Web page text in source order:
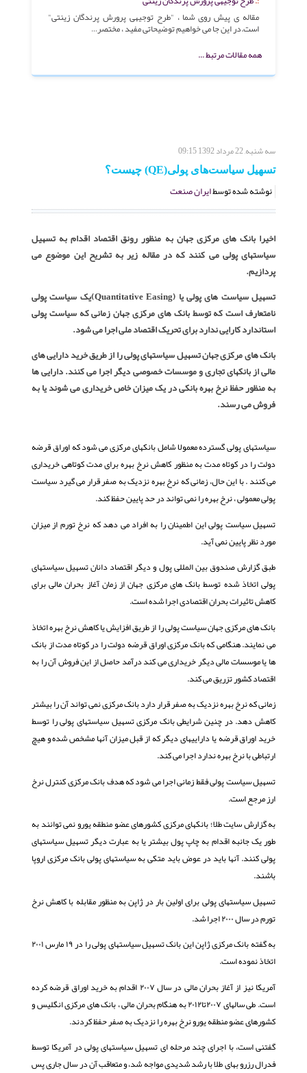
مقاله ی پیش روی شما ، "طرح توجیهی پرورش پرندگان زینتی"
است.در این جا می خواهیم توضیحاتی مفید ، مختصر…
همه مقالات مرتبط ...
سه شنبه, 22 مرداد 1392 09:15
تسهیل سیاست‌های پولی(QE) چیست؟
نوشته شده توسطایران صنعت
اخیرا بانک های مرکزی جهان به منظور رونق اقتصاد اقدام به تسهیل
سیاستهای پولی می کنند که در مقاله زیر به تشریح این موضوع می
پردازیم.
تسهیل سیاست های پولی یا (Quantitative Easing)یک سیاست پولی
نامتعارف است که توسط بانک های مرکزی جهان زمانی که سیاست پولی
استاندارد کارایی ندارد برای تحریک اقتصاد ملی اجرا می شود.
بانک های مرکزی جهان تسهیل سیاستهای پولی را از طریق خرید دارایی های
مالی از بانکهای تجاری و موسسات خصوصی دیگر اجرا می کنند. دارایی ها
به منظور حفظ نرخ بهره بانکی در یک میزان خاص خریداری می شوند یا به
فروش می رسند.
سیاستهای پولی گسترده معمولا شامل بانکهای مرکزی می شود که اوراق قرضه
دولت را در کوتاه مدت به منظور کاهش نرخ بهره برای مدت کوتاهی خریداری
می کنند . با این حال، زمانی که نرخ بهره نزدیک به صفر قرار می گیرد سیاست
پولی معمولی ، نرخ بهره را نمی تواند در حد پایین حفظ کند.
تسهیل سیاست پولی این اطمینان را به افراد می دهد که نرخ تورم از میزان
مورد نظر پایین نمی آید.
طبق گزارش صندوق بین المللی پول و دیگر اقتصاد دانان تسهیل سیاستهای
پولی اتخاذ شده توسط بانک های مرکزی جهان از زمان آغاز بحران مالی برای
کاهش تاثیرات بحران اقتصادی اجرا شده است.
بانک های مرکزی جهان سیاست پولی را از طریق افزایش یا کاهش نرخ بهره اتخاذ
می نمایند. هنگامی که بانک مرکزی اوراق قرضه دولت را در کوتاه مدت از بانک
ها یا موسسات مالی دیگر خریداری می کند درآمد حاصل از این فروش آن را به
اقتصاد کشور تزریق می کند.
زمانی که نرخ بهره نزدیک به صفر قرار دارد بانک مرکزی نمی تواند آن را بیشتر
کاهش دهد. در چنین شرایطی بانک مرکزی تسهیل سیاستهای پولی را توسط
خرید اوراق قرضه یا داراییهای دیگر که از قبل میزان آنها مشخص شده و هیچ
ارتباطی با نرخ بهره ندارد اجرا می کند.
تسهیل سیاست پولی فقط زمانی اجرا می شود که هدف بانک مرکزی کنترل نرخ
ارز مرجع است.
به گزارش سایت طلا؛ بانکهای مرکزی کشورهای عضو منطقه یورو نمی توانند به
طور یک جانبه اقدام به چاپ پول بیشتر یا به عبارت دیگر تسهیل سیاستهای
پولی کنند. آنها باید در عوض باید متکی به سیاستهای پولی بانک مرکزی اروپا
باشند.
تسهیل سیاستهای پولی برای اولین بار در ژاپن به منظور مقابله با کاهش نرخ
تورم در سال ۲۰۰۰ اجرا شد.
به گفته بانک مرکزی ژاپن این بانک تسهیل سیاستهای پولی را در ۱۹ مارس ۲۰۰۱
اتخاذ نموده است.
آمریکا نیز از آغاز بحران مالی در سال ۲۰۰۷ اقدام به خرید اوراق قرضه کرده
است. طی سالهای ۲۰۰۷تا۲۰۱۲ به هنگام بحران مالی ، بانک های مرکزی انگلیس و
کشورهای عضو منطقه یورو نرخ بهره را نزدیک به صفر حفظ کردند.
گفتنی است، با اجرای چند مرحله ای تسهیل سیاستهای پولی در آمریکا توسط
فدرال رزرو بهای طلا با رشد شدیدی مواجه شد، و متعاقب آن در سال جاری پس